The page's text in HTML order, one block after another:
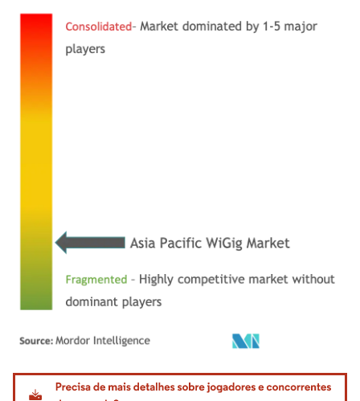
Imagem © Mordor Intelligence. O reuso requer atribuição conforme CC BY 4.0.